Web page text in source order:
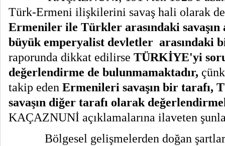
Türk-Ermeni ilişkilerini savaş hali olarak
Ermeniler ile Türkler arasındaki
büyük emperyalist devletler arasındaki
raporunda dikkat edilirse TÜRKİYE'yi
değerlendirme de bulunmamaktadır,
takip eden Ermenileri savaşın bir tarafı,
savaşın diğer tarafı olarak
KAÇAZNUNİ açıklamalarına ilaveten
Bölgesel gelişmelerden doğan